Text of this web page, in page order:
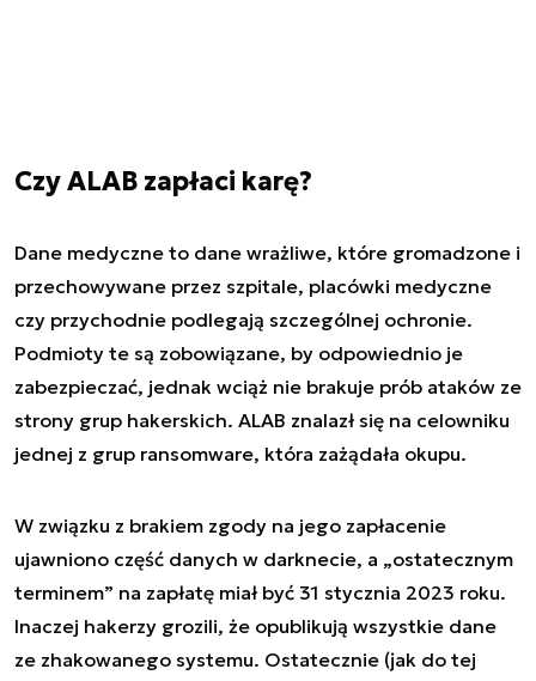
Czy ALAB zapłaci karę?
Dane medyczne to dane wrażliwe, które gromadzone i
przechowywane przez szpitale, placówki medyczne
czy przychodnie podlegają szczególnej ochronie.
Podmioty te są zobowiązane, by odpowiednio je
zabezpieczać, jednak wciąż nie brakuje prób ataków ze
strony grup hakerskich. ALAB znalazł się na celowniku
jednej z grup ransomware, która zażądała okupu.
W związku z brakiem zgody na jego zapłacenie
ujawniono część danych w darknecie, a „ostatecznym
terminem” na zapłatę miał być 31 stycznia 2023 roku.
Inaczej hakerzy grozili, że opublikują wszystkie dane
ze zhakowanego systemu. Ostatecznie (jak do tej